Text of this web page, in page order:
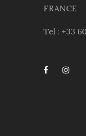
FRANCE
Tel : +33